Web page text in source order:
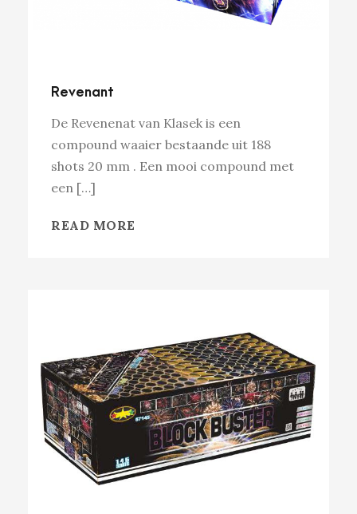
Revenant
De Revenenat van Klasek is een
compound waaier bestaande uit 188
shots 20 mm . Een mooi compound met
een […]
READ MORE